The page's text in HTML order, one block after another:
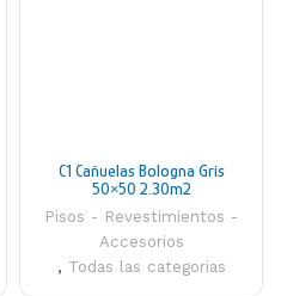
C1 Cañuelas Bologna Gris
50×50 2.30m2
Pisos - Revestimientos -
Accesorios
, Todas las categorias